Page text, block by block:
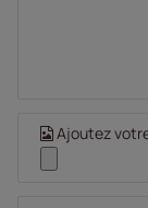
Ajoutez